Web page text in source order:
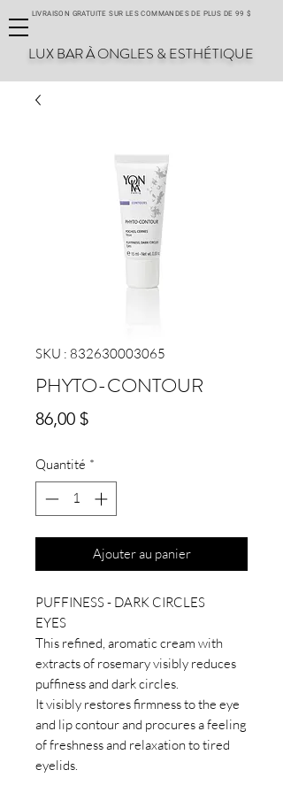
LIVRAISON GRATUITE SUR LES COMMANDES DE PLUS DE 99 $
LUX BAR À ONGLES & ESTHÉTIQUE
SKU : 832630003065
PHYTO-CONTOUR
86,00 $Prix
Quantité *
Ajouter au panier
PUFFINESS - DARK CIRCLES
EYES
This refined, aromatic cream with
extracts of rosemary visibly reduces
puffiness and dark circles.
It visibly restores firmness to the eye
and lip contour and procures a feeling
of freshness and relaxation to tired
eyelids.